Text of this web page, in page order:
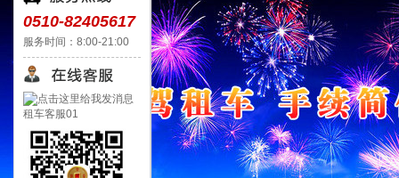
0510-82405617
服务时间：8:00-21:00
租车客服01